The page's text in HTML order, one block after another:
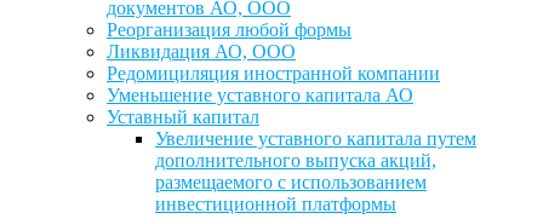
документов АО, ООО
Реорганизация любой формы
Ликвидация АО, ООО
Редомициляция иностранной компании
Уменьшение уставного капитала АО
Уставный капитал
Увеличение уставного капитала путем
дополнительного выпуска акций,
размещаемого с использованием
инвестиционной платформы